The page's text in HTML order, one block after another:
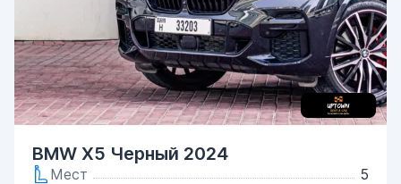
BMW X5 Черный 2024
Мест
5